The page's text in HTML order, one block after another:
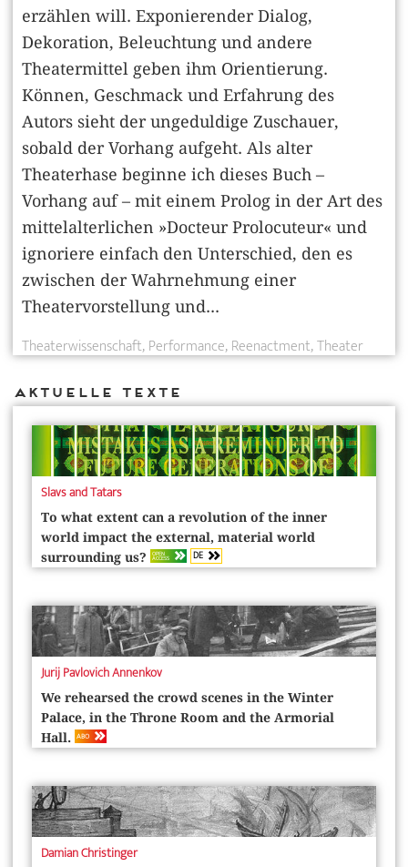
erzählen will. Exponierender Dialog,
Dekoration, Beleuchtung und andere
Theatermittel geben ihm Orientierung.
Können, Geschmack und Erfahrung des
Autors sieht der ungeduldige Zuschauer,
sobald der Vorhang aufgeht. Als alter
Theaterhase beginne ich dieses Buch –
Vorhang auf – mit einem Prolog in der Art des
mittelalterlichen »Docteur Prolocuteur« und
ignoriere einfach den Unterschied, den es
zwischen der Wahrnehmung einer
Theatervorstellung und...
Theaterwissenschaft Performance Reenactment Theater
Aktuelle Texte
Slavs and Tatars
To what extent can a revolution of the inner
world impact the external, material world
surrounding us?
OPEN
ACCESS DE
Jurij Pavlovich Annenkov
We rehearsed the crowd scenes in the Winter
Palace, in the Throne Room and the Armorial
Hall. ABO
Damian Christinger